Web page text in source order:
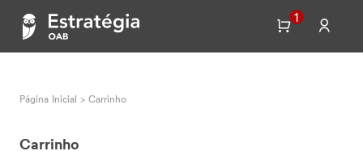
1
Página Inicial>Carrinho
Carrinho